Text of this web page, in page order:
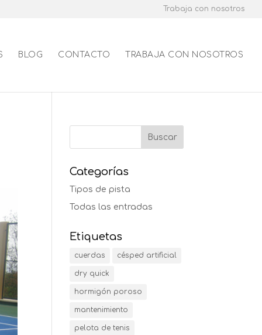
Trabaja con nosotros
BLOG CONTACTO TRABAJA CON NOSOTROS
Categorías
Tipos de pista
Todas las entradas
Etiquetas
cuerdas césped artificial
dry quick
hormigón poroso
mantenimiento
pelota de tenis